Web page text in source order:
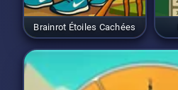
Brainrot Étoiles Cachées